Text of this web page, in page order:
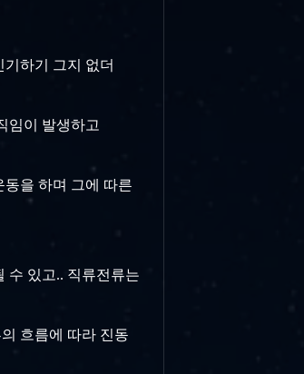
하기 그지 없더
임이 발생하고
을 하며 그에 따른
수 있고.. 직류전류는
흐름에 따라 진동